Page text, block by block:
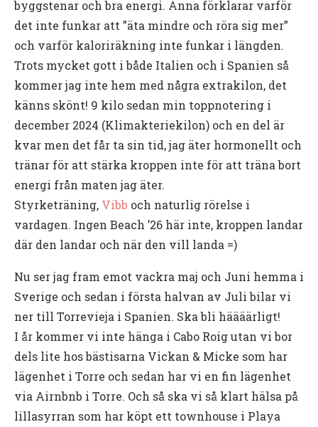
byggstenar och bra energi. Anna förklarar varför
det inte funkar att ”äta mindre och röra sig mer”
och varför kaloriräkning inte funkar i längden.
Trots mycket gott i både Italien och i Spanien så
kommer jag inte hem med några extrakilon, det
känns skönt! 9 kilo sedan min toppnotering i
december 2024 (Klimakteriekilon) och en del är
kvar men det får ta sin tid, jag äter hormonellt och
tränar för att stärka kroppen inte för att träna bort
energi från maten jag äter.
Styrketräning, Vibb och naturlig rörelse i
vardagen. Ingen Beach ’26 här inte, kroppen landar
där den landar och när den vill landa =)
Nu ser jag fram emot vackra maj och Juni hemma i
Sverige och sedan i första halvan av Juli bilar vi
ner till Torrevieja i Spanien. Ska bli häääärligt!
I år kommer vi inte hänga i Cabo Roig utan vi bor
dels lite hos bästisarna Vickan & Micke som har
lägenhet i Torre och sedan har vi en fin lägenhet
via Airnbnb i Torre. Och så ska vi så klart hälsa på
lillasyrran som har köpt ett townhouse i Playa